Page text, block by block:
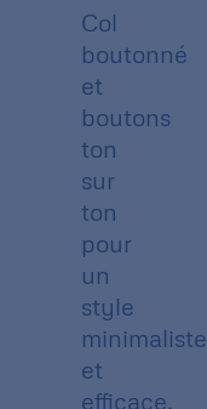
Col
boutonné
et
boutons
ton
sur
ton
pour
un
style
minimaliste
et
efficace.